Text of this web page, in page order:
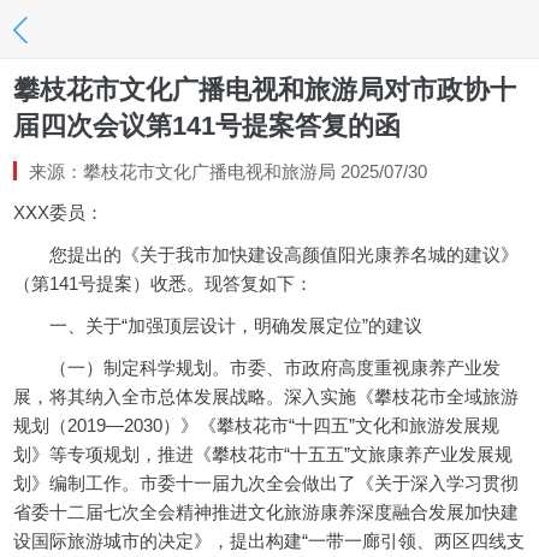
攀枝花市文化广播电视和旅游局对市政协十
届四次会议第141号提案答复的函
来源：攀枝花市文化广播电视和旅游局 2025/07/30
XXX委员：
您提出的《关于我市加快建设高颜值阳光康养名城的建议》
（第141号提案）收悉。现答复如下：
一、关于“加强顶层设计，明确发展定位”的建议
（一）制定科学规划。市委、市政府高度重视康养产业发
展，将其纳入全市总体发展战略。深入实施《攀枝花市全域旅游
规划（2019—2030）》《攀枝花市“十四五”文化和旅游发展规
划》等专项规划，推进《攀枝花市“十五五”文旅康养产业发展规
划》编制工作。市委十一届九次全会做出了《关于深入学习贯彻
省委十二届七次全会精神推进文化旅游康养深度融合发展加快建
设国际旅游城市的决定》，提出构建“一带一廊引领、两区四线支